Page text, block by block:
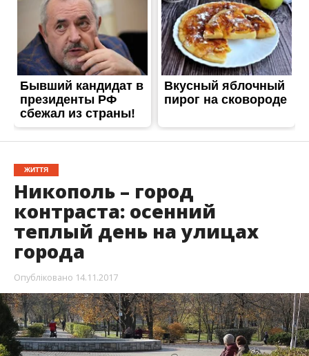
Никополь – город
контраста: осенний
теплый день на улицах
города
Опубліковано 14.11.2017